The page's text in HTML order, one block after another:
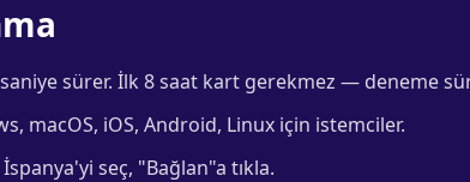
sürer. İlk 8 saat kart gerekmez — deneme
macOS, iOS, Android, Linux için istemciler.
seç, "Bağlan"a tıkla.